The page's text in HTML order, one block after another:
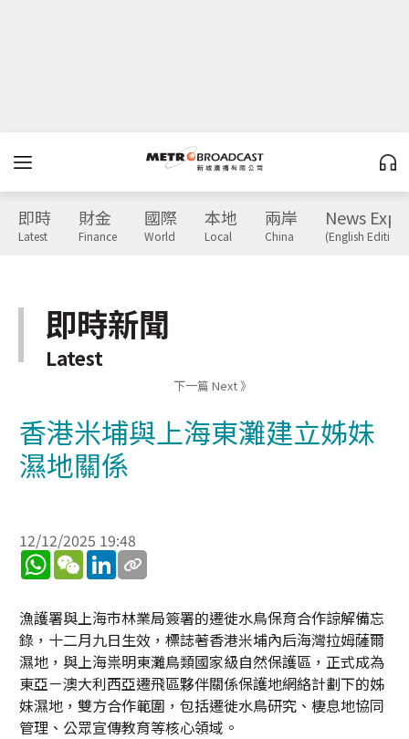
即時
Latest
財金
Finance
國際
World
本地
Local
兩岸
China
News
(English Edition)
即時新聞
Latest
下一篇 Next 》
香港米埔與上海東灘建立姊妹
濕地關係
12/12/2025 19:48
WhatsApp
WeChatLinkedIn
漁護署與上海市林業局簽署的遷徙水鳥保育合作諒解備忘
錄，十二月九日生效，標誌著香港米埔內后海灣拉姆薩爾
濕地，與上海祟明東灘鳥類國家級自然保護區，正式成為
東亞－澳大利西亞遷飛區夥伴關係保護地網絡計劃下的姊
妹濕地，雙方合作範圍，包括遷徙水鳥研究、棲息地協同
管理、公眾宣傳教育等核心領域。